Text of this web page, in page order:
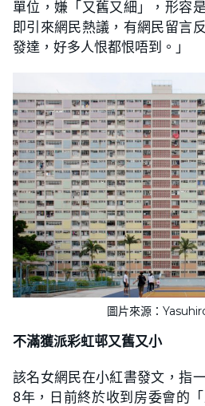
單位，嫌「又舊又細」，形容
即引來網民熱議，有網民留言
發達，好多人恨都恨唔到。」
圖片來源：
不滿獲派彩虹邨又舊又小
該名女網民在小紅書發文，指
8年，日前終於收到房委會的